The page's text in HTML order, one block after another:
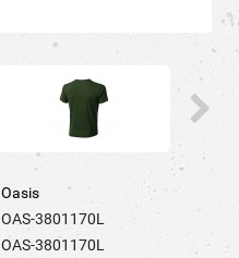
Oasis
OAS-3801170L
OAS-3801170L